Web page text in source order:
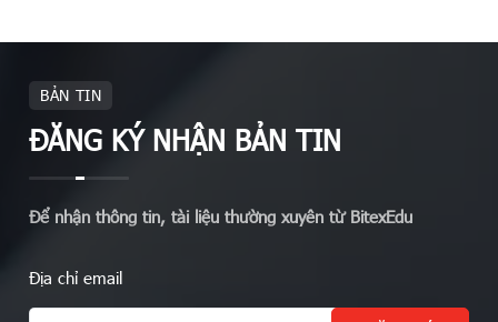
BẢN TIN
ĐĂNG KÝ NHẬN BẢN TIN
Để nhận thông tin, tài liệu thường xuyên từ BitexEdu
Địa chỉ email